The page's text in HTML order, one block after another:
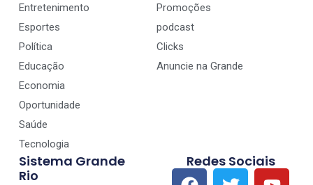
Entretenimento
Esportes
Política
Educação
Economia
Oportunidade
Saúde
Tecnologia
Promoções
podcast
Clicks
Anuncie na Grande
Sistema Grande
Rio
Redes Sociais